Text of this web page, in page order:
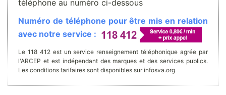
téléphone au numéro ci-dessous
Numéro de téléphone pour être mis en relation
avec notre service :
Le 118 412 est un service renseignement téléphonique agrée par
l'ARCEP et est indépendant des marques et des services publics.
Les conditions tarifaires sont disponibles sur infosva.org